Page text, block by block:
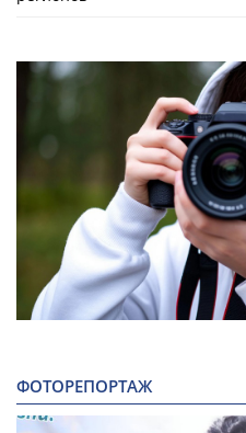
ФОТОРЕПОРТАЖ